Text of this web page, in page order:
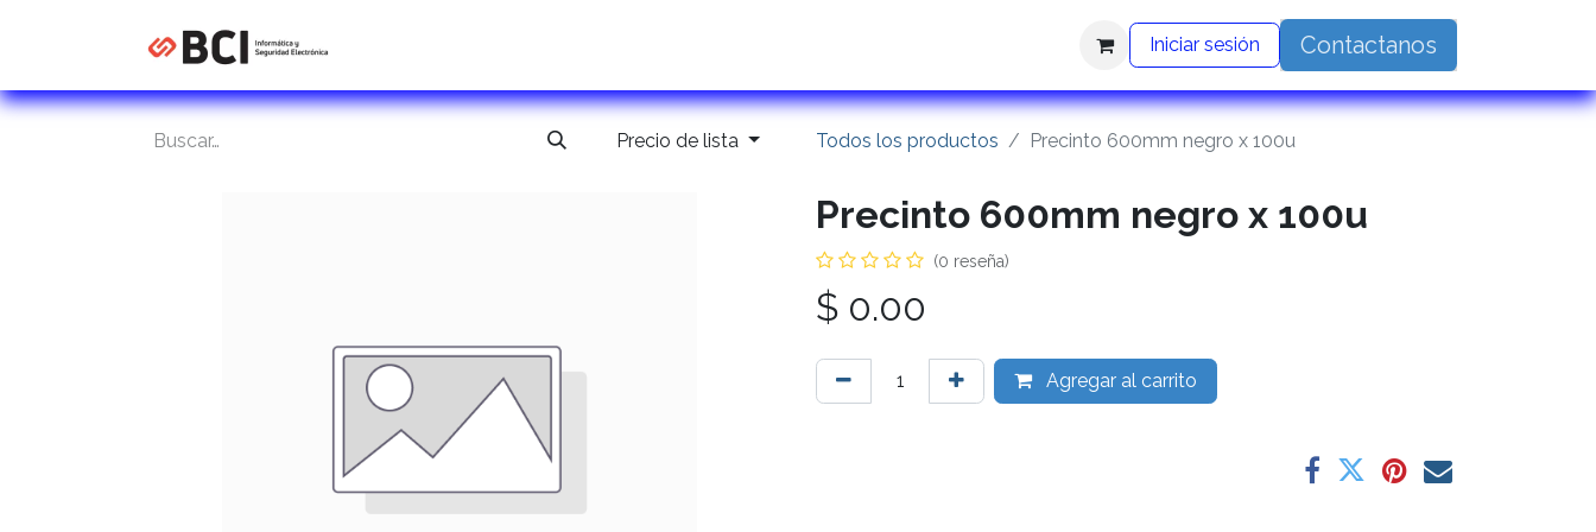
Iniciar sesión Contactanos
Precio de lista Todos los productos Precinto 600mm negro x 100u
Precinto 600mm negro x 100u
(0 reseña)
$ 0.00
Agregar al carrito